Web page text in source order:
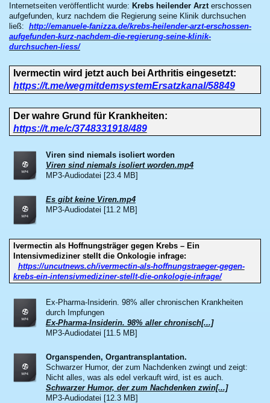
Internetseiten veröffentlicht wurde: Krebs heilender Arzt erschossen
aufgefunden, kurz nachdem die Regierung seine Klinik durchsuchen
ließ: http://emanuele-fanizza.de/krebs-heilender-arzt-erschossen-
aufgefunden-kurz-nachdem-die-regierung-seine-klinik-
durchsuchen-liess/
Ivermectin wird jetzt auch bei Arthritis eingesetzt:
https://t.me/wegmitdemsystemErsatzkanal/58849
Der wahre Grund für Krankheiten:
https://t.me/c/3748331918/489
Viren sind niemals isoliert worden
Viren sind niemals isoliert worden.mp4
MP3-Audiodatei [23.4 MB]
Es gibt keine Viren.mp4
MP3-Audiodatei [11.2 MB]
Ivermectin als Hoffnungsträger gegen Krebs – Ein
Intensivmediziner stellt die Onkologie infrage:
https://uncutnews.ch/ivermectin-als-hoffnungstraeger-gegen-
krebs-ein-intensivmediziner-stellt-die-onkologie-infrage/
Ex-Pharma-Insiderin. 98% aller chronischen Krankheiten
durch Impfungen
Ex-Pharma-Insiderin. 98% aller chronisch[...]
MP3-Audiodatei [11.5 MB]
Organspenden, Organtransplantation.
Schwarzer Humor, der zum Nachdenken zwingt und zeigt:
Nicht alles, was als edel verkauft wird, ist es auch.
Schwarzer Humor, der zum Nachdenken zwin[...]
MP3-Audiodatei [12.3 MB]